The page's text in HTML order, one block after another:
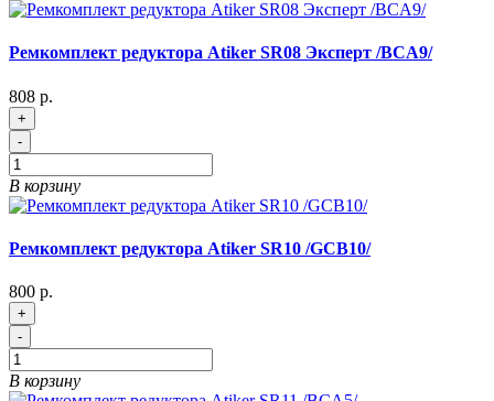
Ремкомплект редуктора Atiker SR08 Эксперт /BCA9/
808 р.
+
-
В корзину
Ремкомплект редуктора Atiker SR10 /GCB10/
800 р.
+
-
В корзину